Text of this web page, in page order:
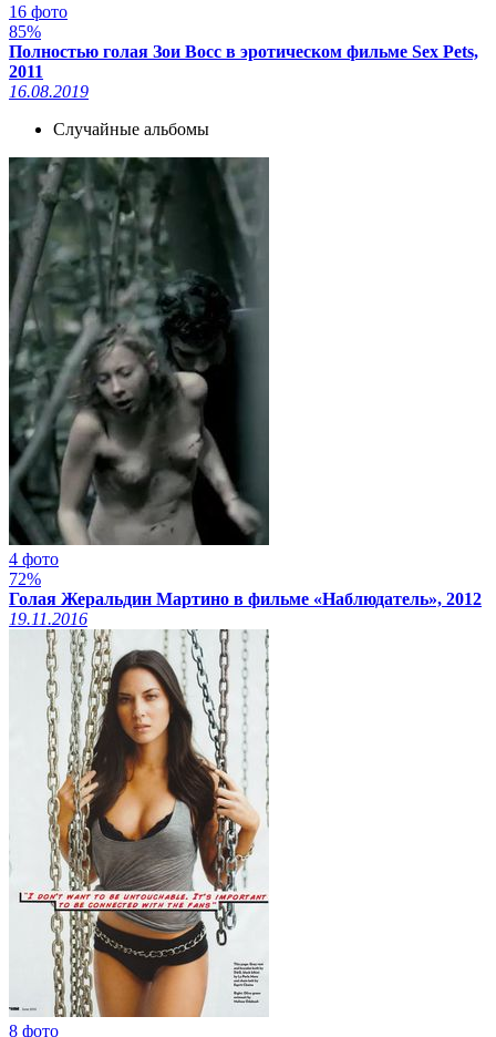
16 фото
85%
Полностью голая Зои Восс в эротическом фильме Sex Pets,
2011
16.08.2019
Случайные альбомы
4 фото
72%
Голая Жеральдин Мартино в фильме «Наблюдатель», 2012
19.11.2016
8 фото